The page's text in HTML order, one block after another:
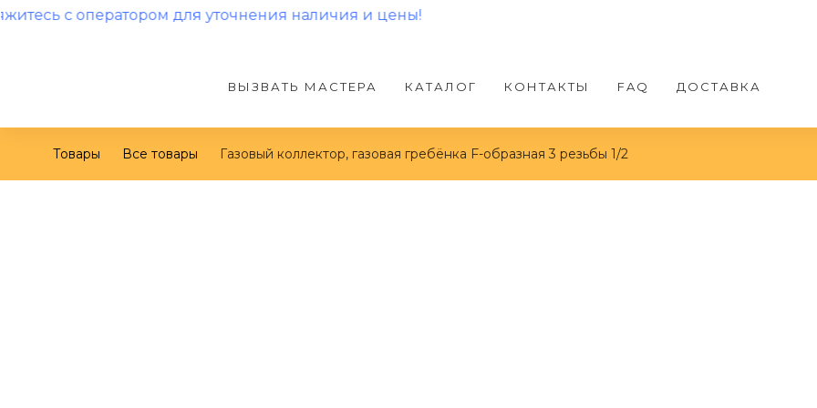
для уточнения наличия и цены!
ВЫЗВАТЬ МАСТЕРА КАТАЛОГ КОНТАКТЫ FAQ ДОСТАВКА
Товары Все товары Газовый коллектор, газовая гребёнка F-образная 3 резьбы 1/2